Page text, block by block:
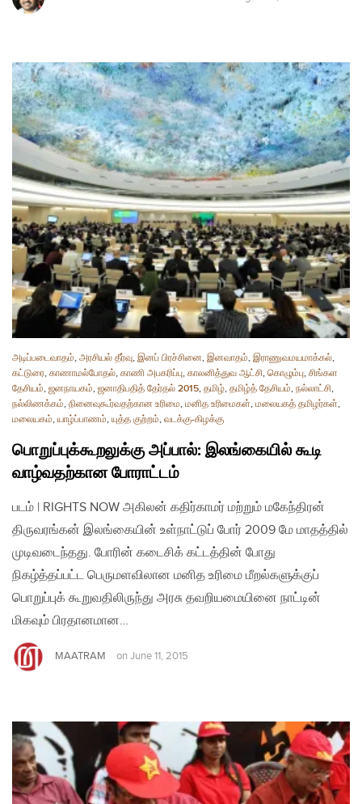
அடிப்படைவாதம், அரசியல் தீர்வு, இனப் பிரச்சினை, இனவாதம், இராணுவமயமாக்கல்,
கட்டுரை, காணாமல்போதல், காணி அபகரிப்பு, காலனித்துவ ஆட்சி, கொழும்பு, சிங்கள
தேசியம், ஜனநாயகம், ஜனாதிபதித் தேர்தல் 2015, தமிழ், தமிழ்த் தேசியம், நல்லாட்சி,
நல்லிணக்கம், நினைவுகூர்வதற்கான உரிமை, மனித உரிமைகள், மலையகத் தமிழர்கள்,
மலையகம், யாழ்ப்பாணம், யுத்த குற்றம், வடக்கு-கிழக்கு
பொறுப்புக்கூறலுக்கு அப்பால்: இலங்கையில் கூடி
வாழ்வதற்கான போராட்டம்
படம் | RIGHTS NOW அகிலன் கதிர்காமர் மற்றும் மகேந்திரன்
திருவரங்கன் இலங்கையின் உள்நாட்டுப் போர் 2009 மே மாதத்தில்
முடிவடைந்தது. போரின் கடைசிக் கட்டத்தின் போது
நிகழ்த்தப்பட்ட பெருமளவிலான மனித உரிமை மீறல்களுக்குப்
பொறுப்புக் கூறுவதிலிருந்து அரசு தவறியமையினை நாட்டின்
மிகவும் பிரதானமான…
MAATRAM on June 11, 2015